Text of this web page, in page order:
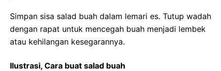
Simpan sisa salad buah dalam lemari es. Tutup wadah
dengan rapat untuk mencegah buah menjadi lembek
atau kehilangan kesegarannya.
Ilustrasi, Cara buat salad buah